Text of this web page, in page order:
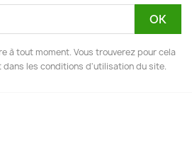
à tout moment. Vous trouverez pour cela
les conditions d'utilisation du site.